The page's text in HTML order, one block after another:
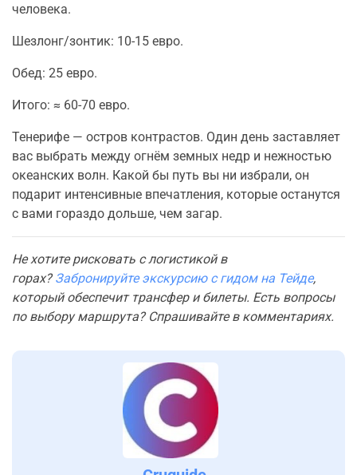
человека.
Шезлонг/зонтик: 10-15 евро.
Обед: 25 евро.
Итого: ≈ 60-70 евро.
Тенерифе — остров контрастов. Один день заставляет
вас выбрать между огнём земных недр и нежностью
океанских волн. Какой бы путь вы ни избрали, он
подарит интенсивные впечатления, которые останутся
с вами гораздо дольше, чем загар.
Не хотите рисковать с логистикой в
горах?Забронируйте экскурсию с гидом на Тейде,
который обеспечит трансфер и билеты. Есть вопросы
по выбору маршрута? Спрашивайте в комментариях.